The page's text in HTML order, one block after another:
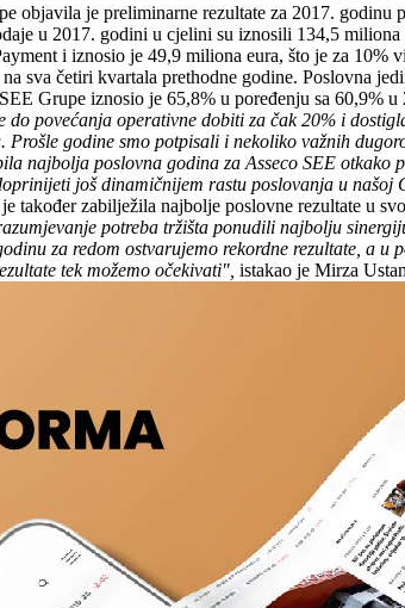
objavila je preliminarne rezultate za 2017.
u 2017. godini u cjelini su iznosili 134,5
i iznosio je 49,9 miliona eura, što je za
sva četiri kvartala prethodne godine. Poslovna
Grupe iznosio je 65,8% u poređenju sa 60,9% u
do povećanja operativne dobiti za čak 20% i
Prošle godine smo potpisali i nekoliko važnih
najbolja poslovna godina za Asseco SEE
još dinamičnijem rastu poslovanja u našoj
također zabilježila najbolje poslovne rezultate u
potreba tržišta ponudili najbolju
za redom ostvarujemo rekordne rezultate, a
tek možemo očekivati", istakao je Mirza